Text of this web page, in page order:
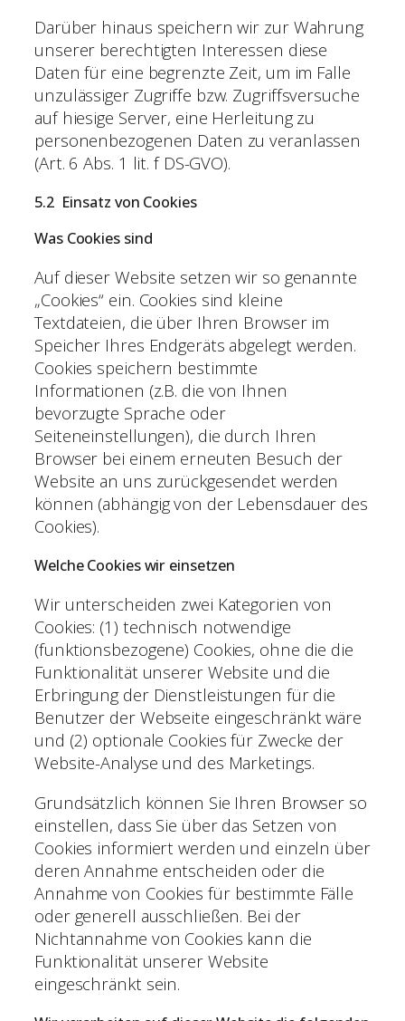
Darüber hinaus speichern wir zur Wahrung
unserer berechtigten Interessen diese
Daten für eine begrenzte Zeit, um im Falle
unzulässiger Zugriffe bzw. Zugriffsversuche
auf hiesige Server, eine Herleitung zu
personenbezogenen Daten zu veranlassen
(Art. 6 Abs. 1 lit. f DS-GVO).
5.2 Einsatz von Cookies
Was Cookies sind
Auf dieser Website setzen wir so genannte
„Cookies“ ein. Cookies sind kleine
Textdateien, die über Ihren Browser im
Speicher Ihres Endgeräts abgelegt werden.
Cookies speichern bestimmte
Informationen (z.B. die von Ihnen
bevorzugte Sprache oder
Seiteneinstellungen), die durch Ihren
Browser bei einem erneuten Besuch der
Website an uns zurückgesendet werden
können (abhängig von der Lebensdauer des
Cookies).
Welche Cookies wir einsetzen
Wir unterscheiden zwei Kategorien von
Cookies: (1) technisch notwendige
(funktionsbezogene) Cookies, ohne die die
Funktionalität unserer Website und die
Erbringung der Dienstleistungen für die
Benutzer der Webseite eingeschränkt wäre
und (2) optionale Cookies für Zwecke der
Website-Analyse und des Marketings.
Grundsätzlich können Sie Ihren Browser so
einstellen, dass Sie über das Setzen von
Cookies informiert werden und einzeln über
deren Annahme entscheiden oder die
Annahme von Cookies für bestimmte Fälle
oder generell ausschließen. Bei der
Nichtannahme von Cookies kann die
Funktionalität unserer Website
eingeschränkt sein.